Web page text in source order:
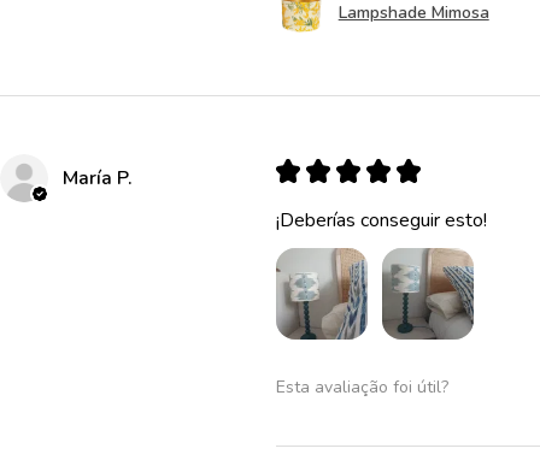
Lampshade Mimosa
María P. ★ ★ ★ ★ ★
¡Deberías conseguir esto!
Esta avaliação foi útil?